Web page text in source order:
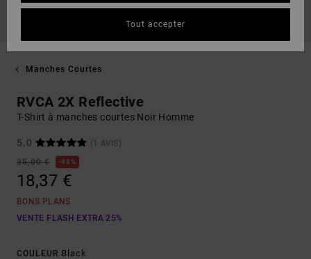
Manches Courtes
RVCA 2X Reflective
T-Shirt à manches courtes Noir Homme
5.0
(1 AVIS)
35,00 €
48%
18,37 €
BONS PLANS
VENTE FLASH EXTRA 25%
COULEUR Black
Tout accepter